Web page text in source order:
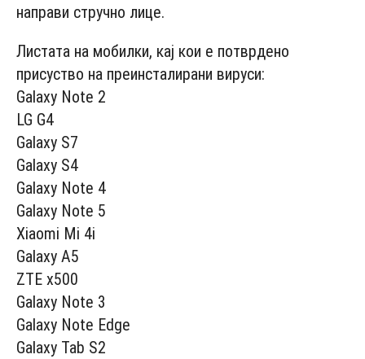
направи стручно лице.
Листата на мобилки, кај кои е потврдено
присуство на преинсталирани вируси:
Galaxy Note 2
LG G4
Galaxy S7
Galaxy S4
Galaxy Note 4
Galaxy Note 5
Xiaomi Mi 4i
Galaxy A5
ZTE x500
Galaxy Note 3
Galaxy Note Edge
Galaxy Tab S2